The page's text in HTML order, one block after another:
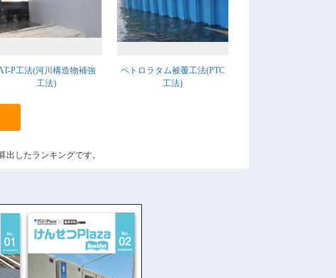
P工法(河川構造物補強
工法)
ペトロラタム被覆工法(PTC
工法)
したランキングです。